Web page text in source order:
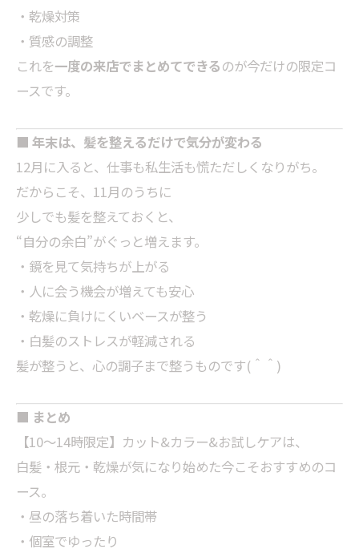
・乾燥対策
・質感の調整
これを一度の来店でまとめてできるのが今だけの限定コ
ースです。
■ 年末は、髪を整えるだけで気分が変わる
12月に入ると、仕事も私生活も慌ただしくなりがち。
だからこそ、11月のうちに
少しでも髪を整えておくと、
“自分の余白”がぐっと増えます。
・鏡を見て気持ちが上がる
・人に会う機会が増えても安心
・乾燥に負けにくいベースが整う
・白髪のストレスが軽減される
髪が整うと、心の調子まで整うものです(＾＾)
■ まとめ
【10～14時限定】カット&カラー&お試しケアは、
白髪・根元・乾燥が気になり始めた今こそおすすめのコ
ース。
・昼の落ち着いた時間帯
・個室でゆったり